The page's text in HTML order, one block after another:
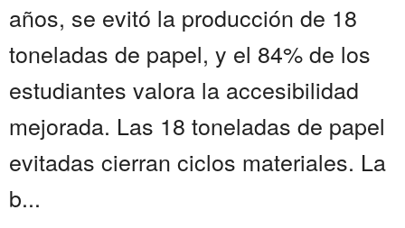
años, se evitó la producción de 18
toneladas de papel, y el 84% de los
estudiantes valora la accesibilidad
mejorada. Las 18 toneladas de papel
evitadas cierran ciclos materiales. La
b...